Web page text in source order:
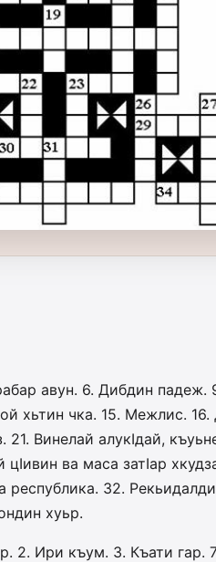
авун. 6. Дибдин падеж.
хьтин чка. 15. Межлис. 16.
Винелай алукIдай,
ва маса затIар
32.
хуьр.
2. Ири къум. 3. Къати­ гар.